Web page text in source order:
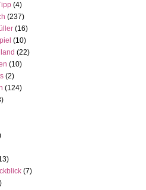
(4)
(237)
(16)
(10)
(22)
(10)
(2)
(124)
(7)